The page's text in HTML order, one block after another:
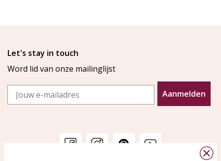
Let's stay in touch
Word lid van onze mailinglijst
Email
Aanmelden